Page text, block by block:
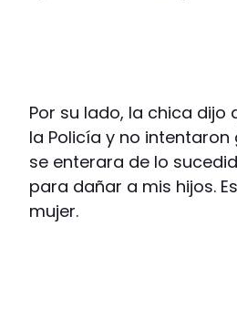
Por su lado, la chica
la Policía y no
se enterara de lo
para dañar a mis hijos.
mujer.